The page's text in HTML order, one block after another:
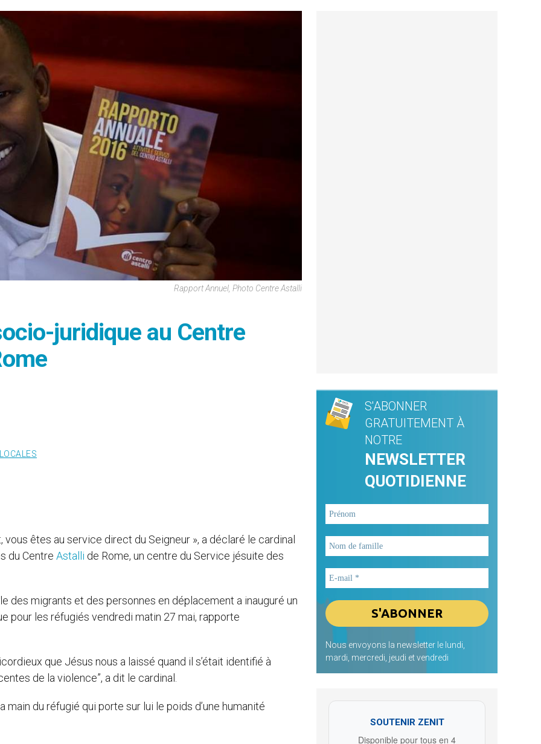
Rapport Annuel, Photo Centre Astalli
juridique au Centre
êtes au service direct du Seigneur », a déclaré le cardinal
du Centre Astalli de Rome, un centre du Service jésuite des
des migrants et des personnes en déplacement a inauguré un
pour les réfugiés vendredi matin 27 mai, rapporte
que Jésus nous a laissé quand il s’était identifié à
de la violence”, a dit le cardinal.
du réfugié qui porte sur lui le poids d’une humanité
S'ABONNER
GRATUITEMENT À
NOTRE
NEWSLETTER
QUOTIDIENNE
Nous envoyons la newsletter le lundi,
mardi, mercredi, jeudi et vendredi
SOUTENIR ZENIT
Disponible pour tous en 4